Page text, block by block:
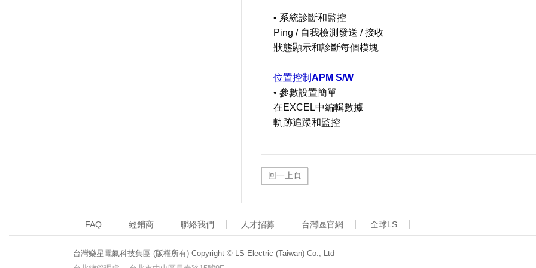
• 系統診斷和監控
Ping / 自我檢測發送 / 接收
狀態顯示和診斷每個模塊
位置控制 APM S/W
• 參數設置簡單
在EXCEL中編輯數據
軌跡追蹤和監控
FAQ 經銷商 聯絡我們 人才招募 台灣區官網 全球LS
台灣樂星電氣科技集團 (版權所有) Copyright © LS Electric (Taiwan) Co., Ltd